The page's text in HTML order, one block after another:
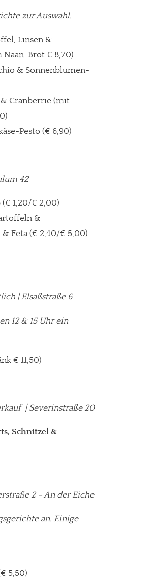
uns mit einer kleinen Spende unterstützen.
zur Auswahl.
Linsen &
Naan-Brot € 8,70)
& Sonnenblumen-
Cranberrie (mit
Pesto (€ 6,90)
42
1,20/€ 2,00)
&
Feta (€ 2,40/€ 5,00)
|Elsaßstraße 6
12 & 15 Uhr ein
€ 11,50)
| Severinstraße 20
Schnitzel &
2 – An der Eiche
an. Einige
5,50)